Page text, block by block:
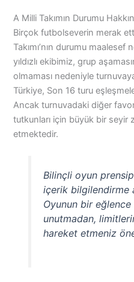
A Milli Takımın Durumu
Birçok futbolseverin merak
Takımı’nın durumu
yıldızlı ekibimiz, grup
olmaması nedeniyle
Türkiye, Son 16 turu
Ancak turnuvadaki diğer
tutkunları için büyük bir seyir
etmektedir.
Bilinçli oyun
içerik bilgilendirme
Oyunun bir eğlence
unutmadan,
hareket etmeniz